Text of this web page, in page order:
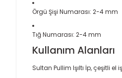
Örgü Şişi Numarası: 2-4 mm
Tığ Numarası: 2-4 mm
Kullanım Alanları
Sultan Pullim Işıltı İp, çeşitli el